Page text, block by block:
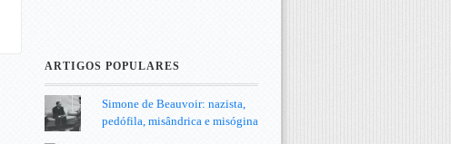
ARTIGOS POPULARES
Simone de Beauvoir: nazista,
pedófila, misândrica e misógina